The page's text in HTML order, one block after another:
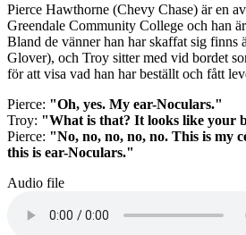
Pierce Hawthorne (Chevy Chase) är en
Greendale Community College och han
Bland de vänner han har skaffat sig finns
Glover), och Troy sitter med vid bordet
för att visa vad han har beställt och fått
Pierce: "Oh, yes. My ear-Noculars."
Troy: "What is that? It looks like your
Pierce: "No, no, no, no, no. This is my
this is ear-Noculars."
Audio file